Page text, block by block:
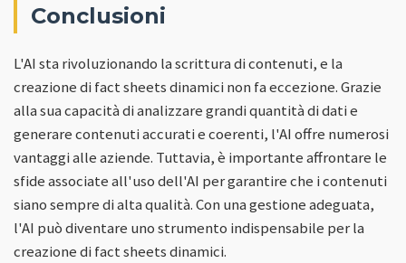
Conclusioni
L'AI sta rivoluzionando la scrittura di contenuti, e la
creazione di fact sheets dinamici non fa eccezione. Grazie
alla sua capacità di analizzare grandi quantità di dati e
generare contenuti accurati e coerenti, l'AI offre numerosi
vantaggi alle aziende. Tuttavia, è importante affrontare le
sfide associate all'uso dell'AI per garantire che i contenuti
siano sempre di alta qualità. Con una gestione adeguata,
l'AI può diventare uno strumento indispensabile per la
creazione di fact sheets dinamici.